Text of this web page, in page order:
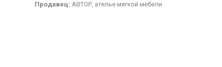
Продавец: АВТОР, ателье мягкой мебели